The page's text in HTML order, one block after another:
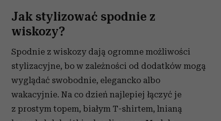
Jak stylizować spodnie z
wiskozy?
Spodnie z wiskozy dają ogromne możliwości
stylizacyjne, bo w zależności od dodatków mogą
wyglądać swobodnie, elegancko albo
wakacyjnie. Na co dzień najlepiej łączyć je
z prostym topem, białym T-shirtem, lnianą